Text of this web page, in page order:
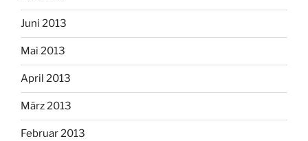
Juni 2013
Mai 2013
April 2013
März 2013
Februar 2013